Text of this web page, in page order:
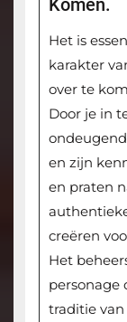
Komen.
Het is
karakter
over te
Door je in
en zijn
en praten
creëren
Het
personage
traditie van